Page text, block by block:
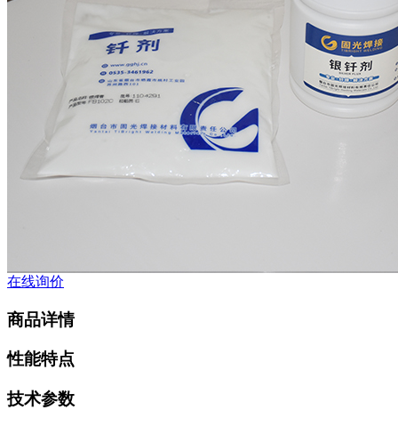
在线询价
商品详情
性能特点
技术参数